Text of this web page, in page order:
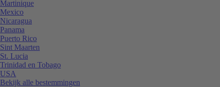
Martinique
Mexico
Nicaragua
Panama
Puerto Rico
Sint Maarten
St. Lucia
Trinidad en Tobago
USA
Bekijk alle bestemmingen